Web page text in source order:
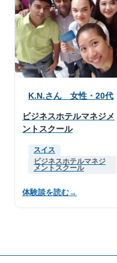
K.N.さん 女性・20代
ビジネスホテルマネジメ
ントスクール
スイス
ビジネスホテルマネジ
メントスクール
体験談を読む→